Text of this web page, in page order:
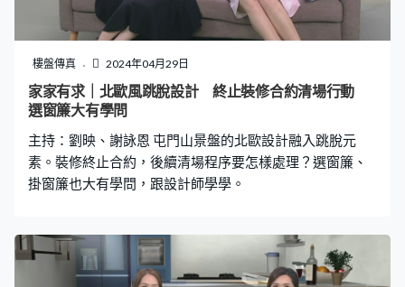
樓盤傳真 2024年04月29日
家家有求｜北歐風跳脫設計 終止裝修合約清場行動
選窗簾大有學問
主持：劉映、謝詠恩 屯門山景盤的北歐設計融入跳脫元
素。裝修終止合約，後續清場程序要怎樣處理？選窗簾、
掛窗簾也大有學問，跟設計師學學。